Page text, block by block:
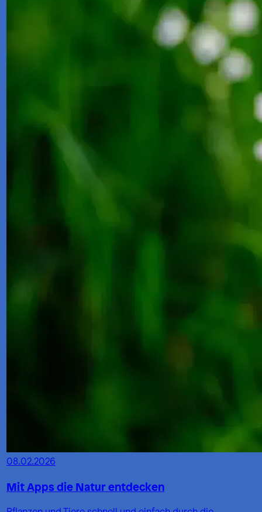
08.02.2026
Mit Apps die Natur entdecken